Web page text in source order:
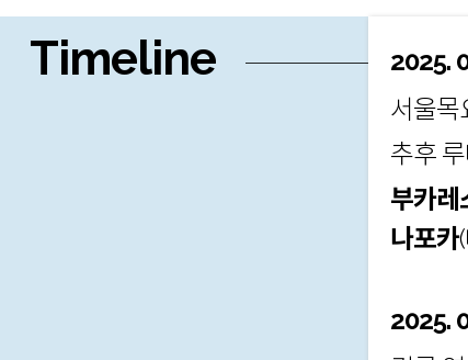
Timeline
2025.
서울목
추후
부카레
나포카
2025.